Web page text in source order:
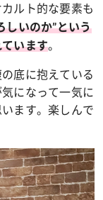
ルト的な要素も
しいのか”という
います。
底に抱えている
になって一気に
ます。楽しんで